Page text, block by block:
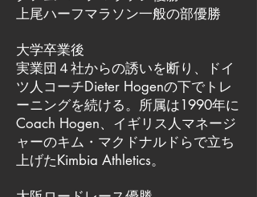
上尾ハーフマラソン一般の部優勝
大学卒業後
実業団４社からの誘いを断り、ドイ
ツ人コーチDieter Hogenの下でトレ
ーニングを続ける。所属は1990年に
Coach Hogen、イギリス人マネージ
ャーのキム・マクドナルドらで立ち
上げたKimbia Athletics。